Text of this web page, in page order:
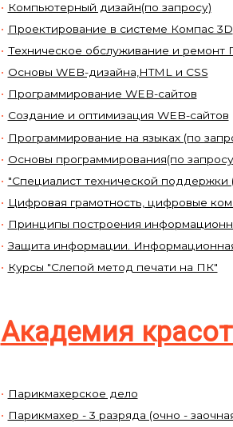
Компьютерный дизайн(по запросу)
Проектирование в системе Компас 3D
Техническое обслуживание и ремонт
Основы WEB-дизайна,HTML и СSS
Программирование WEB-сайтов
Создание и оптимизация WEB-сайтов
Программирование на языках (по
Основы программирования(по
"Специалист технической поддержки
Цифровая грамотность, цифровые
Принципы построения
Защита информации.
Курсы "Слепой метод печати на ПК"
Академия
Парикмахерское дело
Парикмахер - 3 разряда (очно -